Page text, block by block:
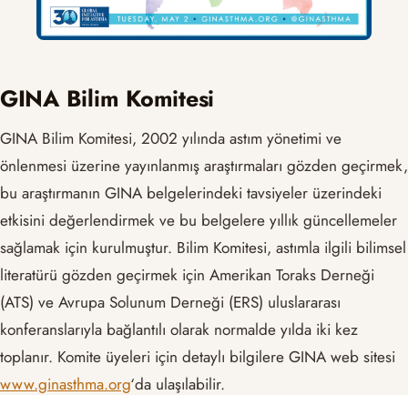
GINA Bilim Komitesi
GINA Bilim Komitesi, 2002 yılında astım yönetimi ve
önlenmesi üzerine yayınlanmış araştırmaları gözden geçirmek,
bu araştırmanın GINA belgelerindeki tavsiyeler üzerindeki
etkisini değerlendirmek ve bu belgelere yıllık güncellemeler
sağlamak için kurulmuştur. Bilim Komitesi, astımla ilgili bilimsel
literatürü gözden geçirmek için Amerikan Toraks Derneği
(ATS) ve Avrupa Solunum Derneği (ERS) uluslararası
konferanslarıyla bağlantılı olarak normalde yılda iki kez
toplanır. Komite üyeleri için detaylı bilgilere GINA web sitesi
www.ginasthma.org‘da ulaşılabilir.